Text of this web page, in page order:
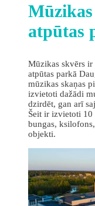
Mūzikas
atpūtas
Mūzikas skvērs ir
atpūtas parkā
mūzikas skaņas
izvietoti dažādi
dzirdēt, gan arī
Šeit ir izvietoti 10
bungas,
objekti.